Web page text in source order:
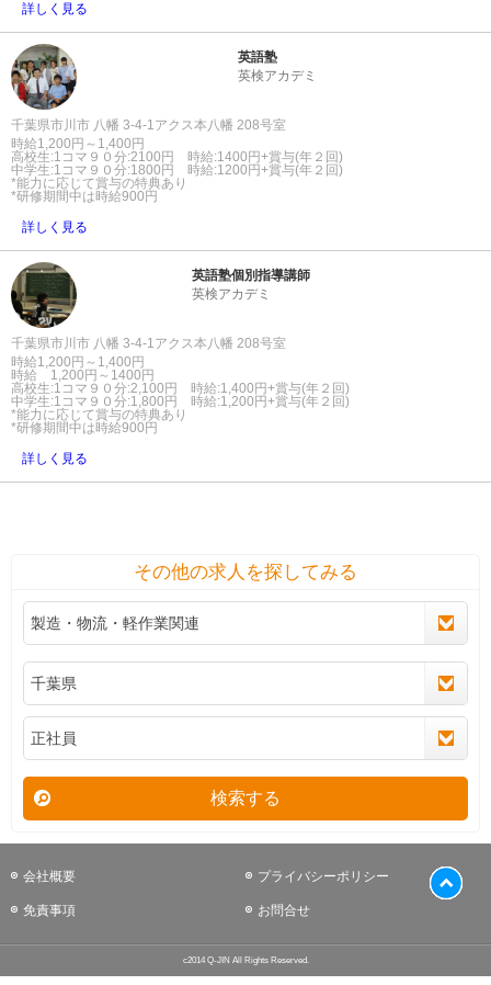
詳しく見る
英語塾
英検アカデミ
千葉県市川市 八幡 3-4-1アクス本八幡 208号室
時給1,200円～1,400円
高校生:1コマ９０分:2100円 時給:1400円+賞与(年２回)
中学生:1コマ９０分:1800円 時給:1200円+賞与(年２回)
*能力に応じて賞与の特典あり
*研修期間中は時給900円
詳しく見る
英語塾個別指導講師
英検アカデミ
千葉県市川市 八幡 3-4-1アクス本八幡 208号室
時給1,200円～1,400円
時給 1,200円～1400円
高校生:1コマ９０分:2,100円 時給:1,400円+賞与(年２回)
中学生:1コマ９０分:1,800円 時給:1,200円+賞与(年２回)
*能力に応じて賞与の特典あり
*研修期間中は時給900円
詳しく見る
その他の求人を探してみる
検索する
会社概要 プライバシーポリシー
免責事項 お問合せ
c2014 Q-JIN All Rights Reserved.